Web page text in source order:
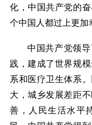
化，中国共产党的
个中国人都过上更加
中国共产党领
践，建成了世界规
系和医疗卫生体系
大，城乡发展差距
善，人民生活水平